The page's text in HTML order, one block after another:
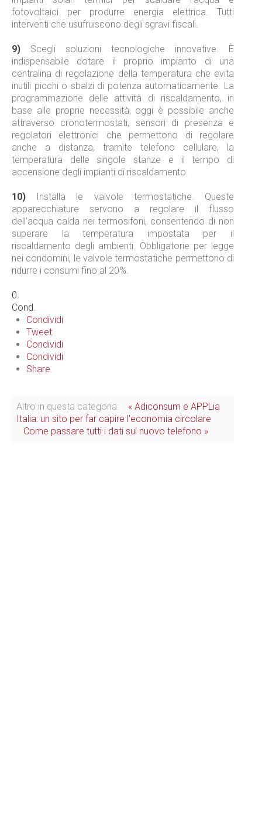
fotovoltaici per produrre energia elettrica. Tutti
interventi che usufruiscono degli sgravi fiscali.
9) Scegli soluzioni tecnologiche innovative. È
indispensabile dotare il proprio impianto di una
centralina di regolazione della temperatura che evita
inutili picchi o sbalzi di potenza automaticamente. La
programmazione delle attività di riscaldamento, in
base alle proprie necessità, oggi è possibile anche
attraverso cronotermostati, sensori di presenza e
regolatori elettronici che permettono di regolare
anche a distanza, tramite telefono cellulare, la
temperatura delle singole stanze e il tempo di
accensione degli impianti di riscaldamento.
10)
Installa le valvole termostatiche. Queste
apparecchiature servono a regolare il flusso
dell’acqua calda nei termosifoni, consentendo di non
superare la temperatura impostata per il
riscaldamento degli ambienti. Obbligatorie per legge
nei condomini, le valvole termostatiche permettono di
ridurre i consumi fino al 20%.
0
Cond.
Condividi
Tweet
Condividi
Condividi
Share
Altro in questa categoria:
« Adiconsum e APPLia
Italia: un sito per far capire l'economia circolare
Come passare tutti i dati sul nuovo telefono »